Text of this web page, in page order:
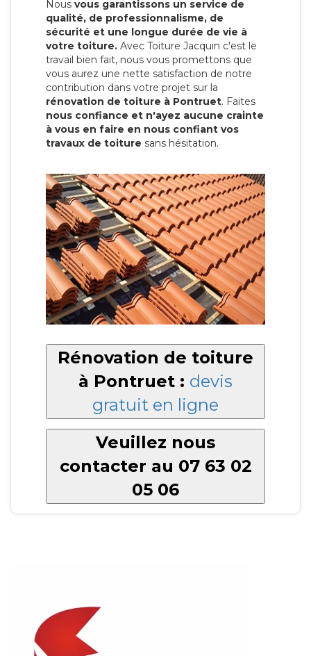
Nous vous garantissons un service de
qualité, de professionnalisme, de
sécurité et une longue durée de vie à
votre toiture. Avec Toiture Jacquin c'est le
travail bien fait, nous vous promettons que
vous aurez une nette satisfaction de notre
contribution dans votre projet sur la
rénovation de toiture à Pontruet. Faites
nous confiance et n'ayez aucune crainte
à vous en faire en nous confiant vos
travaux de toiture sans hésitation.
Rénovation de toiture
à Pontruet : devis
gratuit en ligne
Veuillez nous
contacter au 07 63 02
05 06